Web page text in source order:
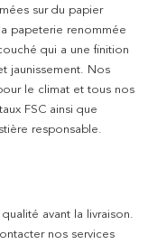
sur du papier
papeterie renommée
qui a une finition
jaunissement. Nos
le climat et tous nos
FSC ainsi que
responsable.
avant la livraison.
nos services